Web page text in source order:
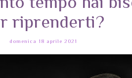
riprenderti?
domenica 18 aprile 2021